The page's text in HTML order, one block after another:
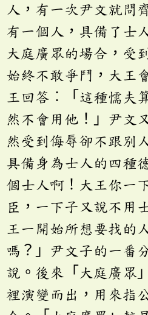
人，有一次尹文就問
有一個人，具備了士
大庭廣眾的場合，受
始終不敢爭鬥，大王
王回答︰「這種懦夫
然不會用他！」尹文
然受到侮辱卻不跟別
具備身為士人的四種
個士人啊！大王你一
臣，一下子又說不用
王一開始所想要找的
嗎？」尹文子的一番
說。後來「大庭廣眾
裡演變而出，用來指